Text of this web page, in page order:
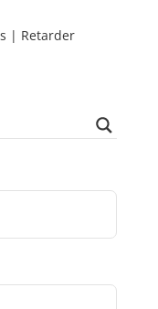
| Retarder